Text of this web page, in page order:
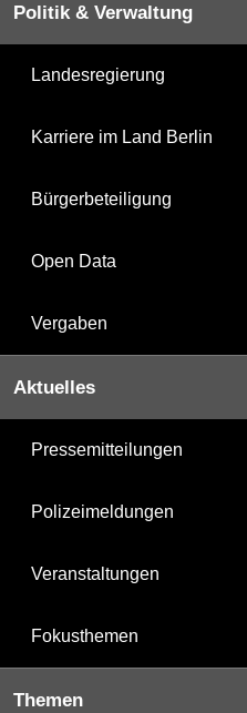
Politik & Verwaltung
Landesregierung
Karriere im Land Berlin
Bürgerbeteiligung
Open Data
Vergaben
Aktuelles
Pressemitteilungen
Polizeimeldungen
Veranstaltungen
Fokusthemen
Themen